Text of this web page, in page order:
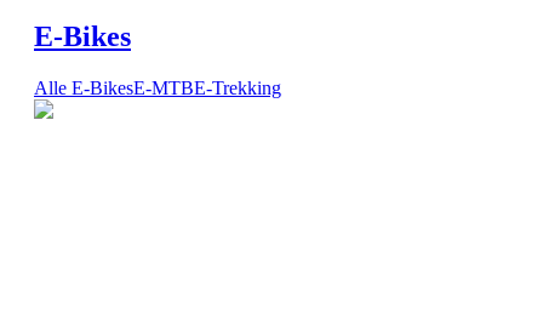
E-Bikes
Alle E-BikesE-MTBE-Trekking